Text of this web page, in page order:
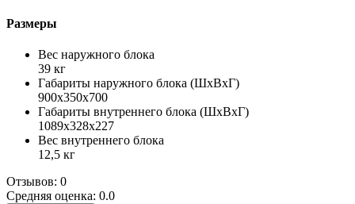
Размеры
Вес наружного блока
39 кг
Габариты наружного блока (ШхВхГ)
900x350x700
Габариты внутреннего блока (ШхВхГ)
1089x328x227
Вес внутреннего блока
12,5 кг
Отзывов: 0
Средняя оценка: 0.0